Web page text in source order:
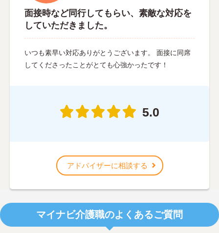
面接時など同行してもらい、素敵な対応を
していただきました。
いつも素早い対応ありがとうございます。 面接に同席
してくださったことがとても心強かったです！
5.0
アドバイザーに相談する
マイナビ介護職のよくあるご質問